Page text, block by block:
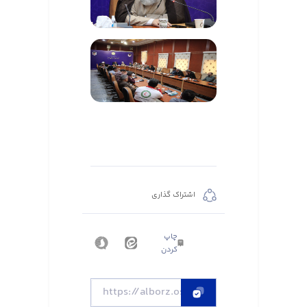
اشتراک گذاری
چاپ
کردن